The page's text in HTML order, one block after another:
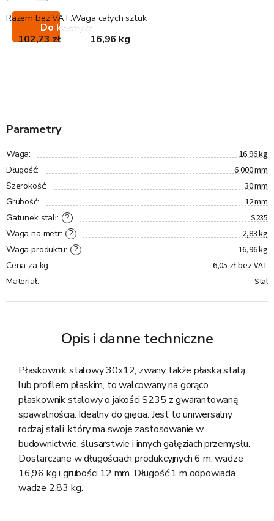
Do koszyka
Waga całych sztuk:
16,96 kg
Razem bez VAT:
102,73 zł
Parametry
Waga: 16.96 kg
Długość: 6 000 mm
Szerokość: 30 mm
Grubość: 12 mm
?
Gatunek stali: S235
?
Waga na metr: 2,83 kg
?
Waga produktu: 16,96 kg
Cena za kg: 6,05 zł bez VAT
Materiał: Stal
Opis i danne techniczne
Płaskownik stalowy 30x12, zwany także płaską stalą
lub profilem płaskim, to walcowany na gorąco
płaskownik stalowy o jakości S235 z gwarantowaną
spawalnością. Idealny do gięcia. Jest to uniwersalny
rodzaj stali, który ma swoje zastosowanie w
budownictwie, ślusarstwie i innych gałęziach przemysłu.
Dostarczane w długościach produkcyjnych 6 m, wadze
16,96 kg i grubości 12 mm. Długość 1 m odpowiada
wadze 2,83 kg.